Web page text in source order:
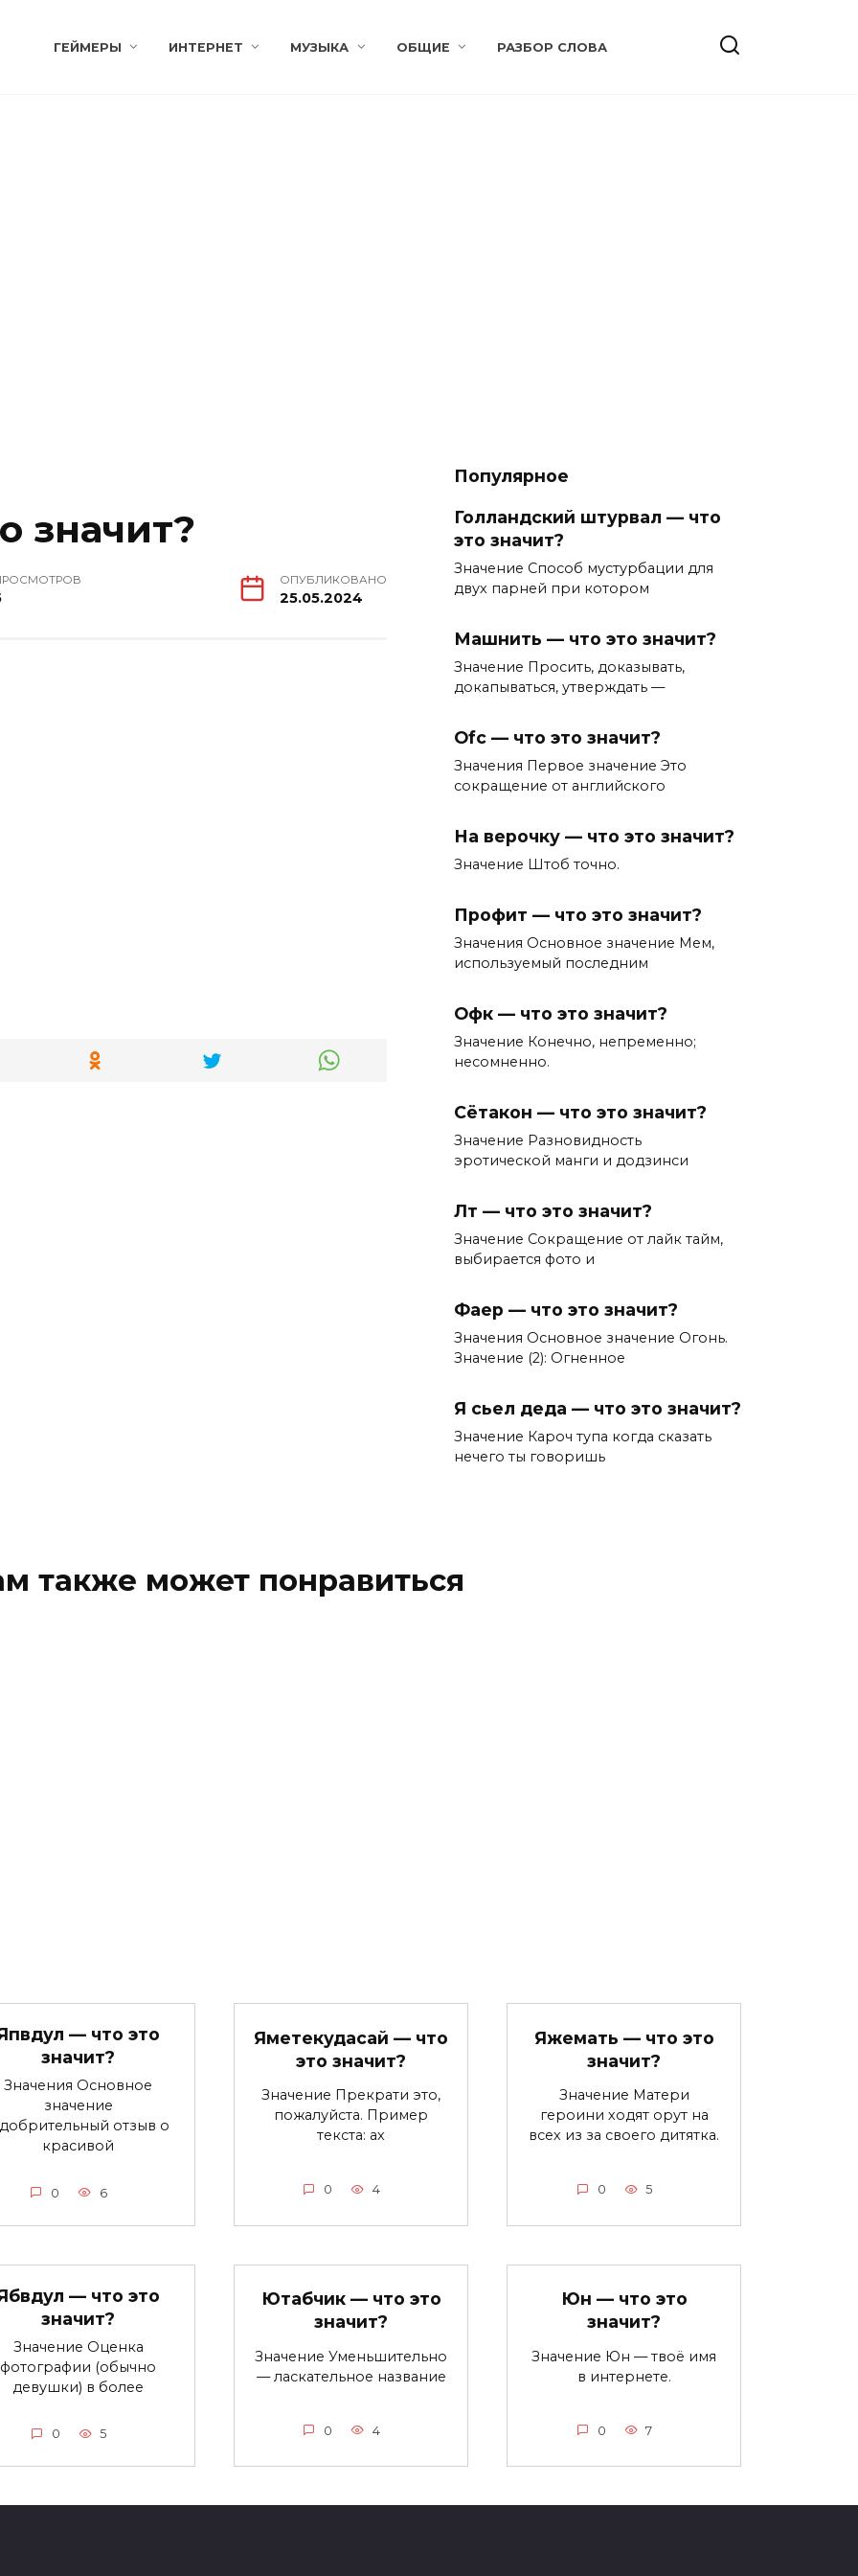
ГЕЙМЕРЫ ИНТЕРНЕТ МУЗЫКА ОБЩИЕ РАЗБОР СЛОВА
значит?
ОПУБЛИКОВАНО
25.05.2024
Популярное
Голландский штурвал — что
это значит?
Значение Способ мустурбации для
двух парней при котором
Машнить — что это значит?
Значение Просить, доказывать,
докапываться, утверждать —
Ofc — что это значит?
Значения Первое значение Это
сокращение от английского
На верочку — что это значит?
Значение Штоб точно.
Профит — что это значит?
Значения Основное значение Мем,
используемый последним
Офк — что это значит?
Значение Конечно, непременно;
несомненно.
Сётакон — что это значит?
Значение Разновидность
эротической манги и додзинси
Лт — что это значит?
Значение Сокращение от лайк тайм,
выбирается фото и
Фаер — что это значит?
Значения Основное значение Огонь.
Значение (2): Огненное
Я сьел деда — что это значит?
Значение Кароч тупа когда сказать
нечего ты говоришь
также может понравиться
— что это
значит?
Значения Основное
значение
отзыв о
красивой
0 6
Яметекудасай — что
это значит?
Значение Прекрати это,
пожалуйста. Пример
текста: ах
0 4
Яжемать — что это
значит?
Значение Матери
героини ходят орут на
всех из за своего дитятка.
0 5
— что это
значит?
Значение Оценка
фотографии (обычно
девушки) в более
0 5
Ютабчик — что это
значит?
Значение Уменьшительно
— ласкательное название
0 4
Юн — что это
значит?
Значение Юн — твоё имя
в интернете.
0 7